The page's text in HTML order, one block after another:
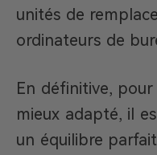
unités de
ordinateurs de
En définitive,
mieux adapté, il
un équilibre